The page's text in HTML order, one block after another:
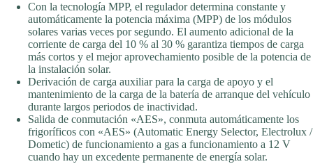
Con la tecnología MPP, el regulador determina constante y
automáticamente la potencia máxima (MPP) de los módulos
solares varias veces por segundo. El aumento adicional de la
corriente de carga del 10 % al 30 % garantiza tiempos de carga
más cortos y el mejor aprovechamiento posible de la potencia de
la instalación solar.
Derivación de carga auxiliar para la carga de apoyo y el
mantenimiento de la carga de la batería de arranque del vehículo
durante largos periodos de inactividad.
Salida de conmutación «AES», conmuta automáticamente los
frigoríficos con «AES» (Automatic Energy Selector, Electrolux /
Dometic) de funcionamiento a gas a funcionamiento a 12 V
cuando hay un excedente permanente de energía solar.